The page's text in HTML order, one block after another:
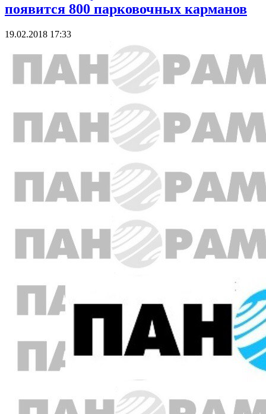
появится 800 парковочных карманов
19.02.2018 17:33